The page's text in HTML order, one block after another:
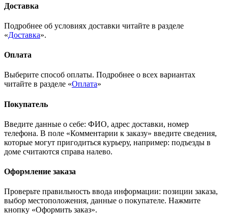
Доставка
Подробнее об условиях доставки читайте в разделе
«Доставка».
Оплата
Выберите способ оплаты. Подробнее о всех вариантах
читайте в разделе «Оплата»
Покупатель
Введите данные о себе: ФИО, адрес доставки, номер
телефона. В поле «Комментарии к заказу» введите сведения,
которые могут пригодиться курьеру, например: подъезды в
доме считаются справа налево.
Оформление заказа
Проверьте правильность ввода информации: позиции заказа,
выбор местоположения, данные о покупателе. Нажмите
кнопку «Оформить заказ».